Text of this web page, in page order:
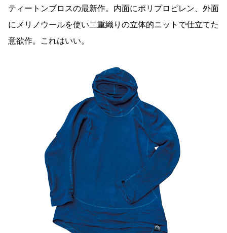
ティートンブロスの最新作。内面にポリプロピレン、外面
にメリノウールを使い二重織りの立体的ニットで仕立てた
意欲作。これはいい。